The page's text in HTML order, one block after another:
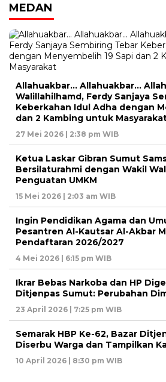
MEDAN
Allahuakbar… Allahuakbar…
Walillahilhamd, Ferdy Sanjaya
Keberkahan Idul Adha dengan
dan 2 Kambing untuk
27 Mei 2026 | 2:38 pm WIB
Ketua Laskar Gibran Sumut
Bersilaturahmi dengan Wakil
Penguatan UMKM
15 Mei 2026 | 2:03 am WIB
Ingin Pendidikan Agama dan
Pesantren Al-Kautsar Al-Akbar
Pendaftaran 2026/2027
4 Mei 2026 | 6:15 pm WIB
Ikrar Bebas Narkoba dan HP
Ditjenpas Sumut: Perubahan
23 April 2026 | 7:25 pm WIB
Semarak HBP Ke-62, Bazar
Diserbu Warga dan Tampilkan
10 April 2026 | 8:30 pm WIB